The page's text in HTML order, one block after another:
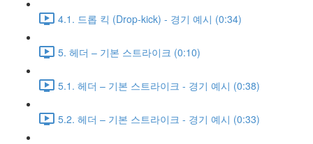
4.1. 드롭 킥 (Drop-kick) - 경기 예시 (0:34)
5. 헤더 – 기본 스트라이크 (0:10)
5.1. 헤더 – 기본 스트라이크 - 경기 예시 (0:38)
5.2. 헤더 – 기본 스트라이크 - 경기 예시 (0:33)